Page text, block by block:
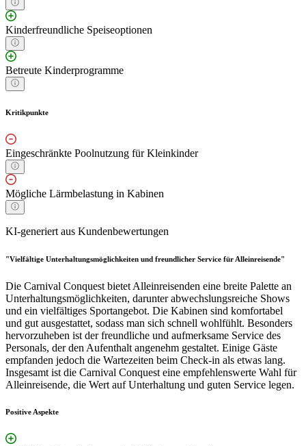
Kinderfreundliche Speiseoptionen
Betreute Kinderprogramme
Kritikpunkte
Eingeschränkte Poolnutzung für Kleinkinder
Mögliche Lärmbelastung in Kabinen
KI-generiert aus Kundenbewertungen
"Vielfältige Unterhaltungsmöglichkeiten und freundlicher Service für Alleinreisende"
Die Carnival Conquest bietet Alleinreisenden eine breite Palette an
Unterhaltungsmöglichkeiten, darunter abwechslungsreiche Shows
und ein vielfältiges Sportangebot. Die Kabinen sind komfortabel
und gut ausgestattet, sodass man sich schnell wohlfühlt. Besonders
hervorzuheben ist der freundliche und aufmerksame Service des
Personals, der den Aufenthalt angenehm gestaltet. Einige Gäste
empfanden jedoch die Wartezeiten beim Check-in als etwas lang.
Insgesamt ist die Carnival Conquest eine empfehlenswerte Wahl für
Alleinreisende, die Wert auf Unterhaltung und guten Service legen.
Positive Aspekte